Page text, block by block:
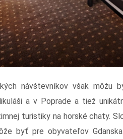
návštevníkov však môžu
a v Poprade a tiež
turistiky na horské chaty.
byť pre obyvateľov